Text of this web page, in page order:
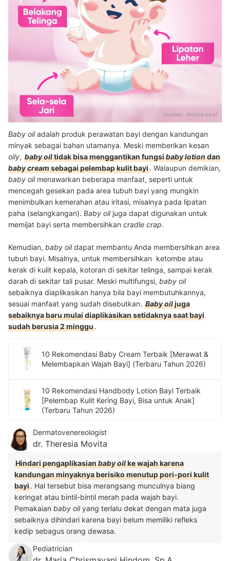
Sumber: shopee.co.id
Baby oiladalah produk perawatan bayi dengan kandungan
minyak sebagai bahan utamanya. Meski memberikan kesan
oily, baby oiltidak bisa menggantikan fungsibaby lotiondan
baby creamsebagai pelembap kulit bayi. Walaupun demikian,
baby oil menawarkan beberapa manfaat, seperti untuk
mencegah gesekan pada area tubuh bayi yang mungkin
menimbulkan kemerahan atau iritasi, misalnya pada lipatan
paha (selangkangan). Baby oil juga dapat digunakan untuk
memijat bayi serta membersihkan cradle crap.
Kemudian, baby oildapat membantu Anda membersihkan area
tubuh bayi. Misalnya, untuk membersihkan ketombe atau
kerak di kulit kepala, kotoran di sekitar telinga, sampai kerak
darah di sekitar tali pusar. Meski multifungsi, baby oil
sebaiknya diaplikasikan hanya bila bayi membutuhkannya,
sesuai manfaat yang sudah disebutkan. Baby oiljuga
sebaiknya baru mulai diaplikasikan setidaknya saat bayi
sudah berusia 2 minggu.
10 Rekomendasi Baby Cream Terbaik [Merawat &
Melembapkan Wajah Bayi] (Terbaru Tahun 2026)
10 Rekomendasi Handbody Lotion Bayi Terbaik
[Pelembap Kulit Kering Bayi, Bisa untuk Anak]
(Terbaru Tahun 2026)
Dermatovenereologist
dr. Theresia Movita
Hindari pengaplikasianbaby oilke wajah karena
kandungan minyaknya berisiko menutup pori-pori kulit
bayi. Hal tersebut bisa merangsang munculnya biang
keringat atau bintil-bintil merah pada wajah bayi.
Pemakaian baby oilyang terlalu dekat dengan mata juga
sebaiknya dihindari karena bayi belum memiliki refleks
kedip sebagus orang dewasa.
Pediatrician